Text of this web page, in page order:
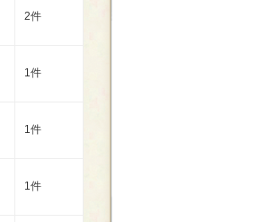
2件
1件
1件
1件